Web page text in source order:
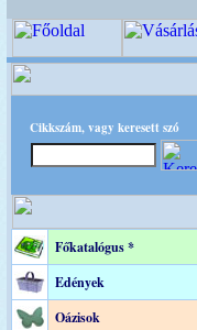
Cikkszám, vagy keresett szó
Főkatalógus *
Edények
Oázisok